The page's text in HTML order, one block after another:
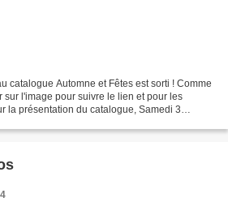
catalogue Automne et Fêtes est sorti ! Comme
sur l'image pour suivre le lien et pour les
la présentation du catalogue, Samedi 3